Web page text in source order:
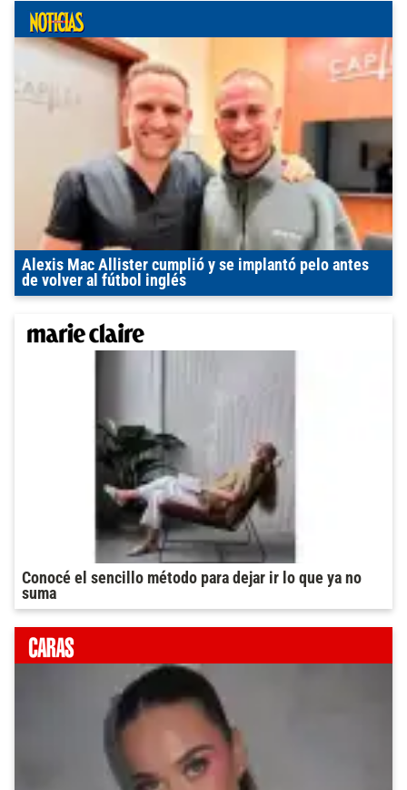
Alexis Mac Allister cumplió y se implantó pelo antes
de volver al fútbol inglés
Conocé el sencillo método para dejar ir lo que ya no
suma